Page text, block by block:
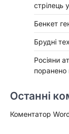
стрілець
Бенкет
Брудні
Росіяни
поранено
Останні
Коментатор